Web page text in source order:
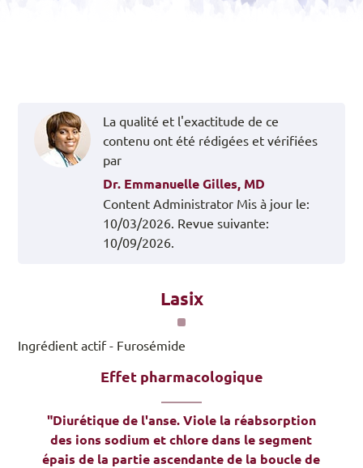
La qualité et l'exactitude de ce
contenu ont été rédigées et vérifiées
par
Dr. Emmanuelle Gilles, MD
Content Administrator Mis à jour le:
10/03/2026. Revue suivante:
10/09/2026.
Lasix
Ingrédient actif - Furosémide
Effet pharmacologique
"Diurétique de l'anse. Viole la réabsorption
des ions sodium et chlore dans le segment
épais de la partie ascendante de la boucle de